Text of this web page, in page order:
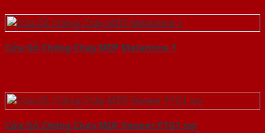
Cửa Gỗ Chống Cháy MDF Melamine 1
Cửa Gỗ Chống Cháy MDF Veneer P1G1 soi